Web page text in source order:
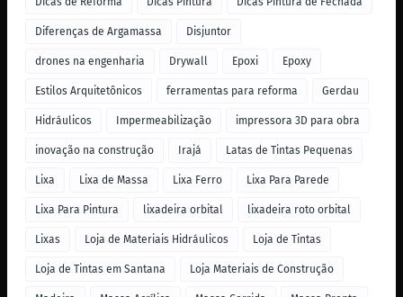
Diferenças de Argamassa Disjuntor
drones na engenharia Drywall Epoxi Epoxy
Estilos Arquitetônicos ferramentas para reforma Gerdau
Hidráulicos Impermeabilização impressora 3D para obra
inovação na construção Irajá Latas de Tintas Pequenas
Lixa Lixa de Massa Lixa Ferro Lixa Para Parede
Lixa Para Pintura lixadeira orbital lixadeira roto orbital
Lixas Loja de Materiais Hidráulicos Loja de Tintas
Loja de Tintas em Santana Loja Materiais de Construção